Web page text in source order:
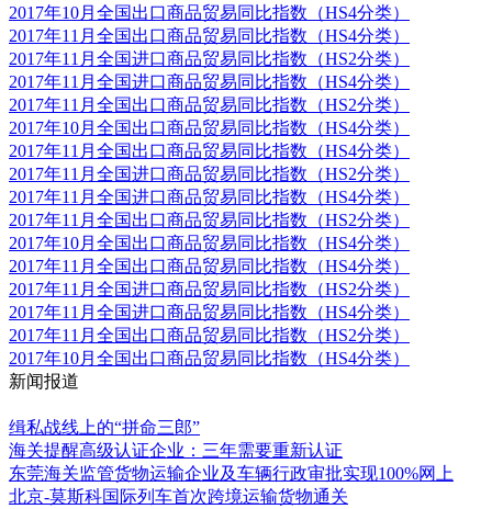
2017年10月全国出口商品贸易同比指数（HS4分类）
2017年11月全国出口商品贸易同比指数（HS4分类）
2017年11月全国进口商品贸易同比指数（HS2分类）
2017年11月全国进口商品贸易同比指数（HS4分类）
2017年11月全国出口商品贸易同比指数（HS2分类）
2017年10月全国出口商品贸易同比指数（HS4分类）
2017年11月全国出口商品贸易同比指数（HS4分类）
2017年11月全国进口商品贸易同比指数（HS2分类）
2017年11月全国进口商品贸易同比指数（HS4分类）
2017年11月全国出口商品贸易同比指数（HS2分类）
2017年10月全国出口商品贸易同比指数（HS4分类）
2017年11月全国出口商品贸易同比指数（HS4分类）
2017年11月全国进口商品贸易同比指数（HS2分类）
2017年11月全国进口商品贸易同比指数（HS4分类）
2017年11月全国出口商品贸易同比指数（HS2分类）
2017年10月全国出口商品贸易同比指数（HS4分类）
新闻报道
缉私战线上的“拼命三郎”
海关提醒高级认证企业：三年需要重新认证
东莞海关监管货物运输企业及车辆行政审批实现100%网上
北京-莫斯科国际列车首次跨境运输货物通关